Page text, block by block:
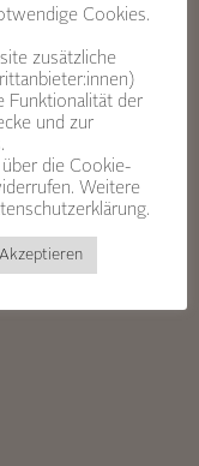
Cookies.
zusätzliche
Funktionalität der
und zur
die Cookie-
Weitere
Akzeptieren